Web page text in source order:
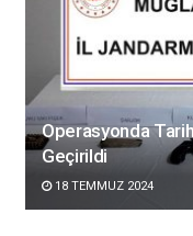
Operasyonda
Geçirildi
18 TEMMUZ 2024